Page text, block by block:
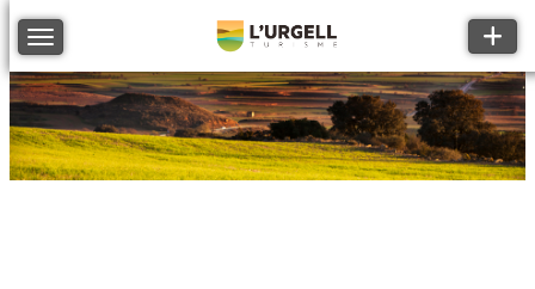
Toggle navigation